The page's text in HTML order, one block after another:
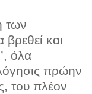
των
και
όλα
πρώην
του πλέον